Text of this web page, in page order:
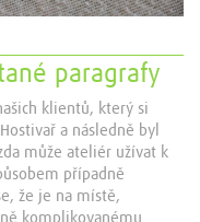
paragrafy
klientů, který si
a následně byl
může ateliér užívat k
případně
že je na místě,
komplikovanému